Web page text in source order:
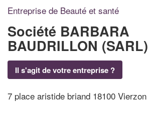
Entreprise de Beauté et santé
Société BARBARA
BAUDRILLON (SARL)
Il s'agit de votre entreprise ?
7 place aristide briand 18100 Vierzon